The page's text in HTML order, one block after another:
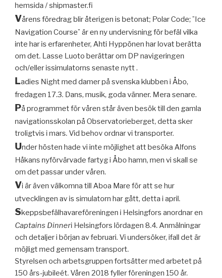
hemsida / shipmaster.fi
Vårens föredrag blir återigen is betonat; Polar Code; ¨Ice
Navigation Course¨ är en ny undervisning för befäl vilka
inte har is erfarenheter, Ahti Hyppönen har lovat berätta
om det. Lasse Luoto berättar om DP navigeringen
och/eller issimulatorns senaste nytt .
Ladies Night med damer på svenska klubben i Åbo,
fredagen 17.3. Dans, musik, goda vänner. Mera senare.
På programmet för våren står även besök till den gamla
navigationsskolan på Observatorieberget, detta sker
troligtvis i mars. Vid behov ordnar vi transporter.
Under hösten hade vi inte möjlighet att besöka Alfons
Håkans nyförvärvade fartyg i Åbo hamn, men vi skall se
om det passar under våren.
Vi är även välkomna till Aboa Mare för att se hur
utvecklingen av is simulatorn har gått, detta i april.
Skeppsbefälhavareföreningen i Helsingfors anordnar en
Captains Dinneri Helsingfors lördagen 8.4. Anmälningar
och detaljer i början av februari. Vi undersöker, ifall det är
möjligt med gemensam transport.
Styrelsen och arbetsgruppen fortsätter med arbetet på
150 års-jubileét. Våren 2018 fyller föreningen 150 år.